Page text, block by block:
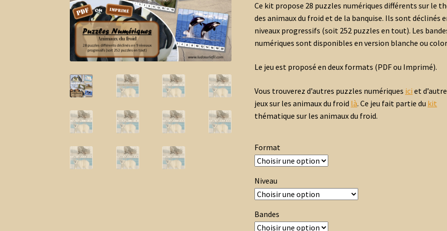
prix :
2,00 €
à
19,80 €
Ce kit propose 28 puzzles numériques différents sur le
des animaux du froid et de la banquise. Ils sont déclinés
niveaux progressifs (soit 252 puzzles en tout). Les
numériques sont disponibles en version blanche ou
Le jeu est proposé en deux formats (PDF ou Imprimé).
Vous trouverez d’autres puzzles numériques ici et
jeux sur les animaux du froid là. Ce jeu fait partie du kit
thématique sur les animaux du froid.
Format
Niveau
Bandes